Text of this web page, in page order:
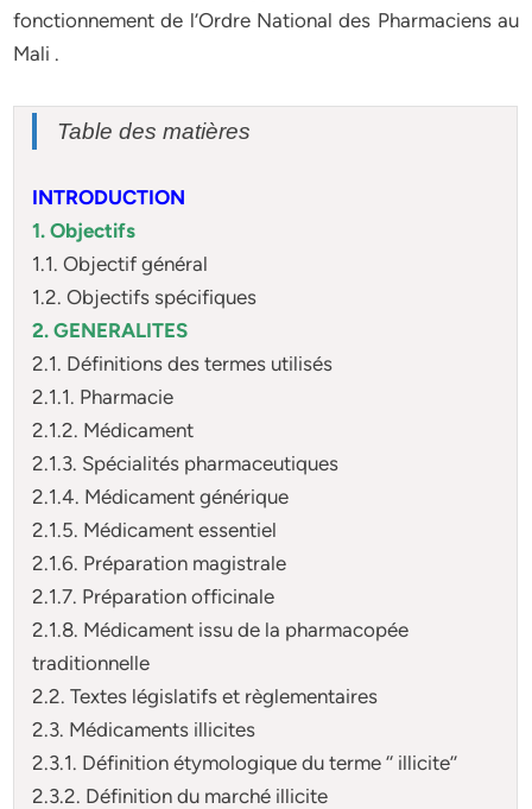
fonctionnement de l’Ordre National des Pharmaciens au
Mali .
Table des matières
INTRODUCTION
1. Objectifs
1.1. Objectif général
1.2. Objectifs spécifiques
2. GENERALITES
2.1. Définitions des termes utilisés
2.1.1. Pharmacie
2.1.2. Médicament
2.1.3. Spécialités pharmaceutiques
2.1.4. Médicament générique
2.1.5. Médicament essentiel
2.1.6. Préparation magistrale
2.1.7. Préparation officinale
2.1.8. Médicament issu de la pharmacopée
traditionnelle
2.2. Textes législatifs et règlementaires
2.3. Médicaments illicites
2.3.1. Définition étymologique du terme ‘‘ illicite’’
2.3.2. Définition du marché illicite